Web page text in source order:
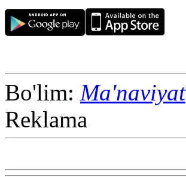
Bo'lim: Ma'naviyat
Reklama